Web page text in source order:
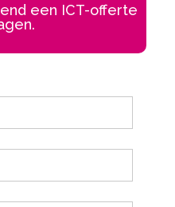
een ICT-offerte